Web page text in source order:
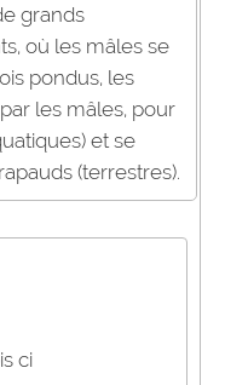
grands
où les mâles se
pondus, les
les mâles, pour
et se
(terrestres).
ci